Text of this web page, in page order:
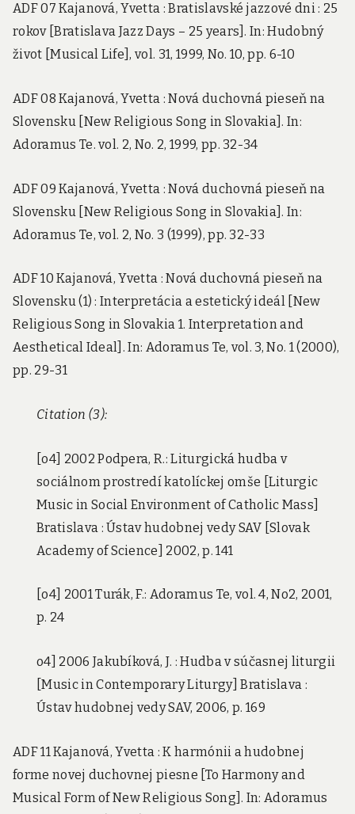
ADF 07 Kajanová, Yvetta : Bratislavské jazzové dni : 25
rokov [Bratislava Jazz Days – 25 years]. In: Hudobný
život [Musical Life], vol. 31, 1999, No. 10, pp. 6-10
ADF 08 Kajanová, Yvetta : Nová duchovná pieseň na
Slovensku [New Religious Song in Slovakia]. In:
Adoramus Te. vol. 2, No. 2, 1999, pp. 32-34
ADF 09 Kajanová, Yvetta : Nová duchovná pieseň na
Slovensku [New Religious Song in Slovakia]. In:
Adoramus Te, vol. 2, No. 3 (1999), pp. 32-33
ADF 10 Kajanová, Yvetta : Nová duchovná pieseň na
Slovensku (1) : Interpretácia a estetický ideál [New
Religious Song in Slovakia 1. Interpretation and
Aesthetical Ideal]. In: Adoramus Te, vol. 3, No. 1 (2000),
pp. 29-31
Citation (3):
[o4] 2002 Podpera, R.: Liturgická hudba v
sociálnom prostredí katolíckej omše [Liturgic
Music in Social Environment of Catholic Mass]
Bratislava : Ústav hudobnej vedy SAV [Slovak
Academy of Science] 2002, p. 141
[o4] 2001 Turák, F.: Adoramus Te, vol. 4, No2, 2001,
p. 24
o4] 2006 Jakubíková, J. : Hudba v súčasnej liturgii
[Music in Contemporary Liturgy] Bratislava :
Ústav hudobnej vedy SAV, 2006, p. 169
ADF 11 Kajanová, Yvetta : K harmónii a hudobnej
forme novej duchovnej piesne [To Harmony and
Musical Form of New Religious Song]. In: Adoramus